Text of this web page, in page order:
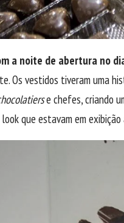
a noite de abertura no
Os vestidos tiveram uma
e chefes, criando
que estavam em